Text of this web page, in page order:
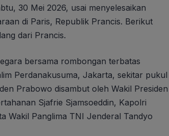
30 Mei 2026, usai menyelesaikan
di Paris, Republik Prancis. Berikut
dari Prancis.
bersama rombongan terbatas
Perdanakusuma, Jakarta, sekitar pukul
Prabowo disambut oleh Wakil Presiden
Sjafrie Sjamsoeddin, Kapolri
Wakil Panglima TNI Jenderal Tandyo